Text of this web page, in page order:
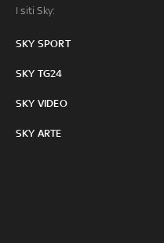
I siti Sky:
SKY SPORT
SKY TG24
SKY VIDEO
SKY ARTE